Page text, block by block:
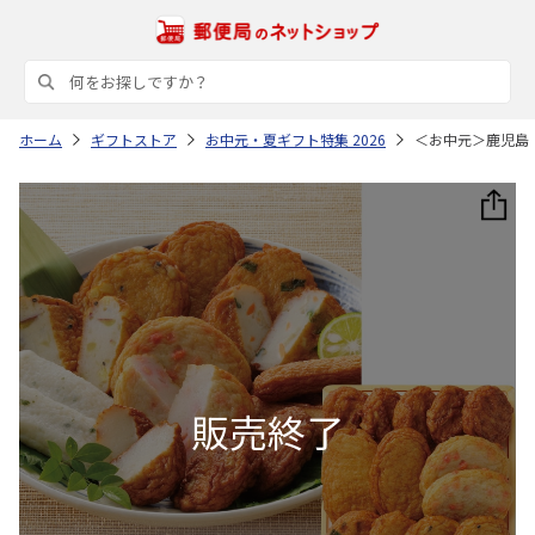
ホーム ギフトストア お中元・夏ギフト特集 2026 ＜お中元＞鹿児